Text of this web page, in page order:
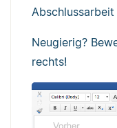
Neugierig?
rechts!